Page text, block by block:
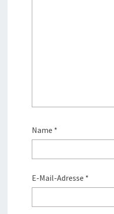
Name *
E-Mail-Adresse *